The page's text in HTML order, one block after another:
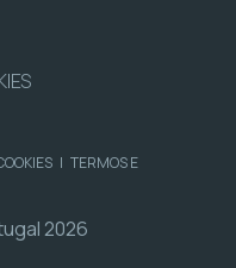
| TERMOS E
2026